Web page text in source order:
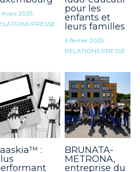
mars 2025·
PRESSE
pour les
enfants et
leurs familles
6 février 2025·
RELATIONS PRESSE
:
BRUNATA-
METRONA,
entreprise du